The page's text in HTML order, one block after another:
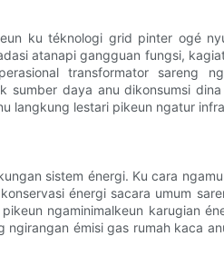
ku téknologi grid pinter ogé
atanapi gangguan fungsi,
transformator sareng
sumber daya anu dikonsumsi
langkung lestari pikeun ngatur
sistem énergi. Ku cara
énergi sacara umum
ngaminimalkeun karugian
émisi gas rumah kaca